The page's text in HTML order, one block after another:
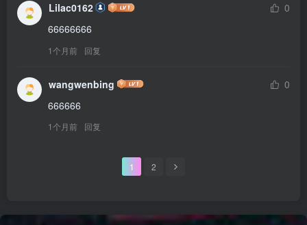
Lilac0162
0
66666666
1个月前 回复
wangwenbing
0
666666
1个月前 回复
1 2